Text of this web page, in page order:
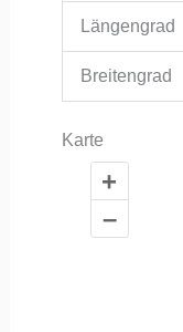
Längengrad
Breitengrad
Karte
+
–